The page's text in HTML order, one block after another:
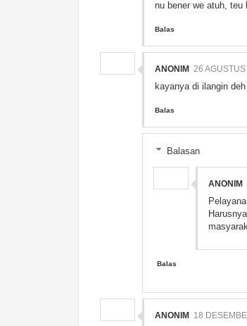
nu bener we atuh, teu
Balas
ANONIM 26
kayanya di ilangin deh
Balas
Balasan
ANONIM
Balas
ANONIM 18